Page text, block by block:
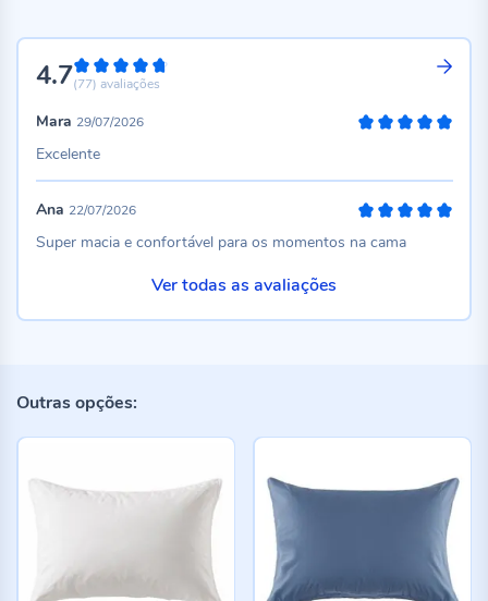
4.794%
(77) avaliações
Mara 29/07/2026
Excelente
Ana 22/07/2026
Super macia e confortável para os momentos na cama
Ver todas as avaliações
Outras opções: